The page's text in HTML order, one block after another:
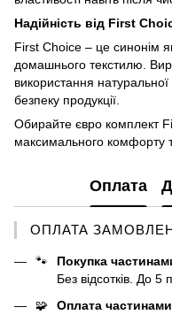
Надійність від First
First Choice – це синонім
домашнього текстилю.
використання натуральної
безпеку продукції.
Обирайте євро комплект
максимального комфорту
Оплата
ОПЛАТА
🐾
Покупка
Без відсотків. До 5
🧩
Оплата